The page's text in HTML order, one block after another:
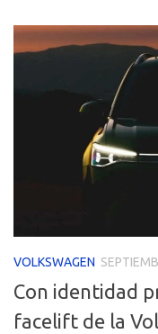
VOLKSWAGEN
Con identidad
facelift de la